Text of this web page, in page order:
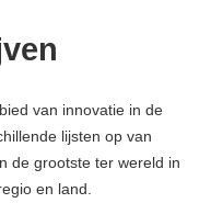
van innovatie in de
lijsten op van
de grootste ter wereld in
en land.